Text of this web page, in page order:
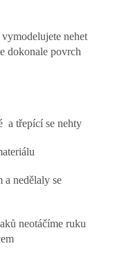
nehet
dokonale povrch
a třepící se nehty
a nedělaly se
neotáčíme ruku